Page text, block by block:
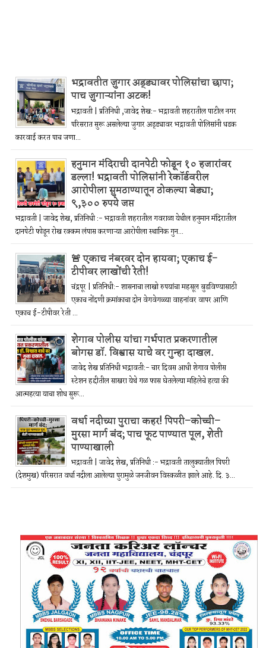
भद्रावतीत जुगार अड्ड्यावर पोलिसांचा छापा;
पाच जुगाऱ्यांना अटक!
भद्रावती | प्रतिनिधी ,जावेद शेख:- भद्रावती शहरातील पाटील नगर
परिसरात सुरू असलेल्या जुगार अड्ड्यावर भद्रावती पोलिसांनी धडक
कारवाई करत पाच जणा...
हनुमान मंदिराची दानपेटी फोडून १० हजारांवर
डल्ला! भद्रावती पोलिसांनी रेकॉर्डवरील
आरोपीला सुमठाण्यातून ठोकल्या बेड्या;
९,३०० रुपये जप्त
भद्रावती | जावेद शेख, प्रतिनिधी :- भद्रावती शहरातील गवराळा येथील हनुमान मंदिरातील
दानपेटी फोडून रोख रक्कम लंपास करणाऱ्या आरोपीला स्थानिक गुन...
🚨 एकाच नंबरवर दोन हायवा; एकाच ई-
टीपीवर लाखोंची रेती!
चंद्रपूर | प्रतिनिधी:- शासनाचा लाखो रुपयांचा महसूल बुडविण्यासाठी
एकाच नोंदणी क्रमांकाचा दोन वेगवेगळ्या वाहनांवर वापर आणि
एकाच ई-टीपीवर रेती ...
शेगाव पोलीस यांचा गर्भपात प्रकरणातील
बोगस डॉ. विश्वास याचे वर गुन्हा दाखल.
जावेद शेख प्रतिनिधी भद्रावती:- चार दिवस आधी शेगाव पोलीस
स्टेशन हद्दीतील साखरा येथे गळ फास घेतलेल्या महिलेचे हत्या की
आत्महत्या याचा शोध सुरू...
वर्धा नदीच्या पुराचा कहर! पिपरी–कोच्ची–
मुरसा मार्ग बंद; पाच फूट पाण्यात पूल, शेती
पाण्याखाली
भद्रावती | जावेद शेख, प्रतिनिधी :- भद्रावती तालुक्यातील पिपरी
(देशमुख) परिसरात वर्धा नदीला आलेल्या पुरामुळे जनजीवन विस्कळीत झाले आहे. दि. ३...